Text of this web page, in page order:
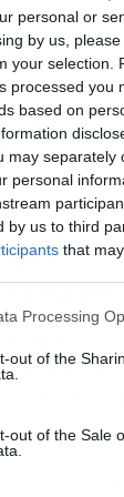
personal or
by us,
your selection.
processed you
based on
may separately
personal
by us to third
that
Processing
out of the
out of the Sale
uno de
en el GTC.
de
mi
encontrar
de
Arrabal.
(CAB,